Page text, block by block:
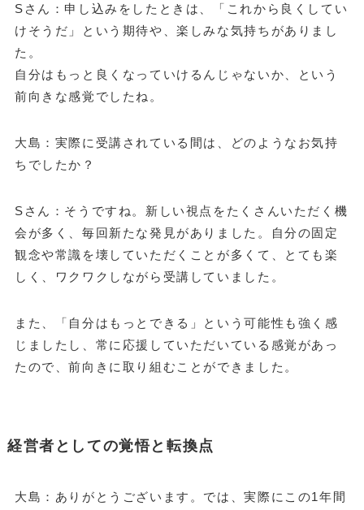
Sさん：申し込みをしたときは、「これから良くしてい
けそうだ」という期待や、楽しみな気持ちがありまし
た。
自分はもっと良くなっていけるんじゃないか、という
前向きな感覚でしたね。
大島：実際に受講されている間は、どのようなお気持
ちでしたか？
Sさん：そうですね。新しい視点をたくさんいただく機
会が多く、毎回新たな発見がありました。自分の固定
観念や常識を壊していただくことが多くて、とても楽
しく、ワクワクしながら受講していました。
また、「自分はもっとできる」という可能性も強く感
じましたし、常に応援していただいている感覚があっ
たので、前向きに取り組むことができました。
経営者としての覚悟と転換点
大島：ありがとうございます。では、実際にこの1年間